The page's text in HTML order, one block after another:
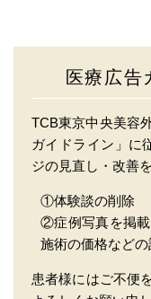
医療広告
TCB東京中央美容
ガイドライン」に
ジの見直し・改善
①体験談の削除
②症例写真を掲載
施術の価格など
患者様にはご不便